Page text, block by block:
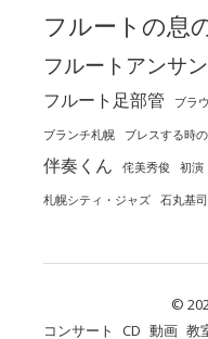
フルートの息
フルートアンサ
フルート足部管 ブラ
ブランチ札幌 ブレスする時
伴奏くん 侘美秀俊 初演
札幌シティ・ジャズ 石丸基司
©
コンサート
CD 動画 教